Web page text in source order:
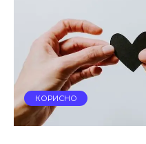
КОРИСНО